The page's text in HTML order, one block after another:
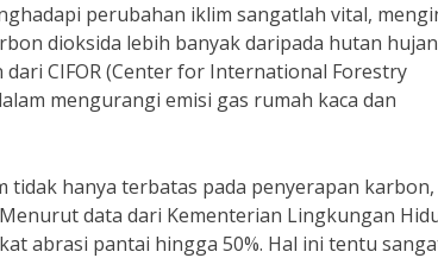
perubahan iklim sangatlah vital,
dioksida lebih banyak daripada hutan
CIFOR (Center for International Forestry
mengurangi emisi gas rumah kaca dan
hanya terbatas pada penyerapan karbon,
data dari Kementerian Lingkungan
abrasi pantai hingga 50%. Hal ini tentu